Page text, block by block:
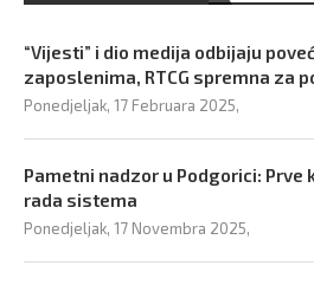
“Vijesti” i dio medija odbijaju
zaposlenima, RTCG spremna za
Ponedjeljak, 17 Februara 2025,
Pametni nadzor u Podgorici: Prve
rada sistema
Ponedjeljak, 17 Novembra 2025,